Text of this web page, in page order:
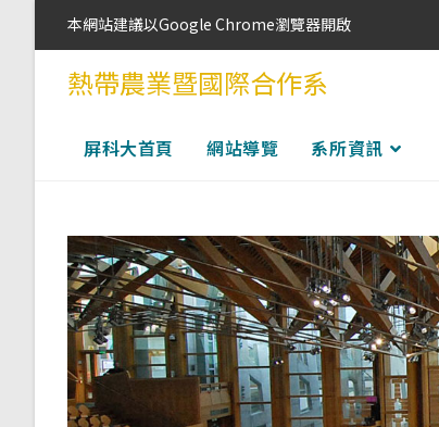
本網站建議以Google Chrome瀏覽器開啟
熱帶農業暨國際合作系
屏科大首頁 網站導覽 系所資訊